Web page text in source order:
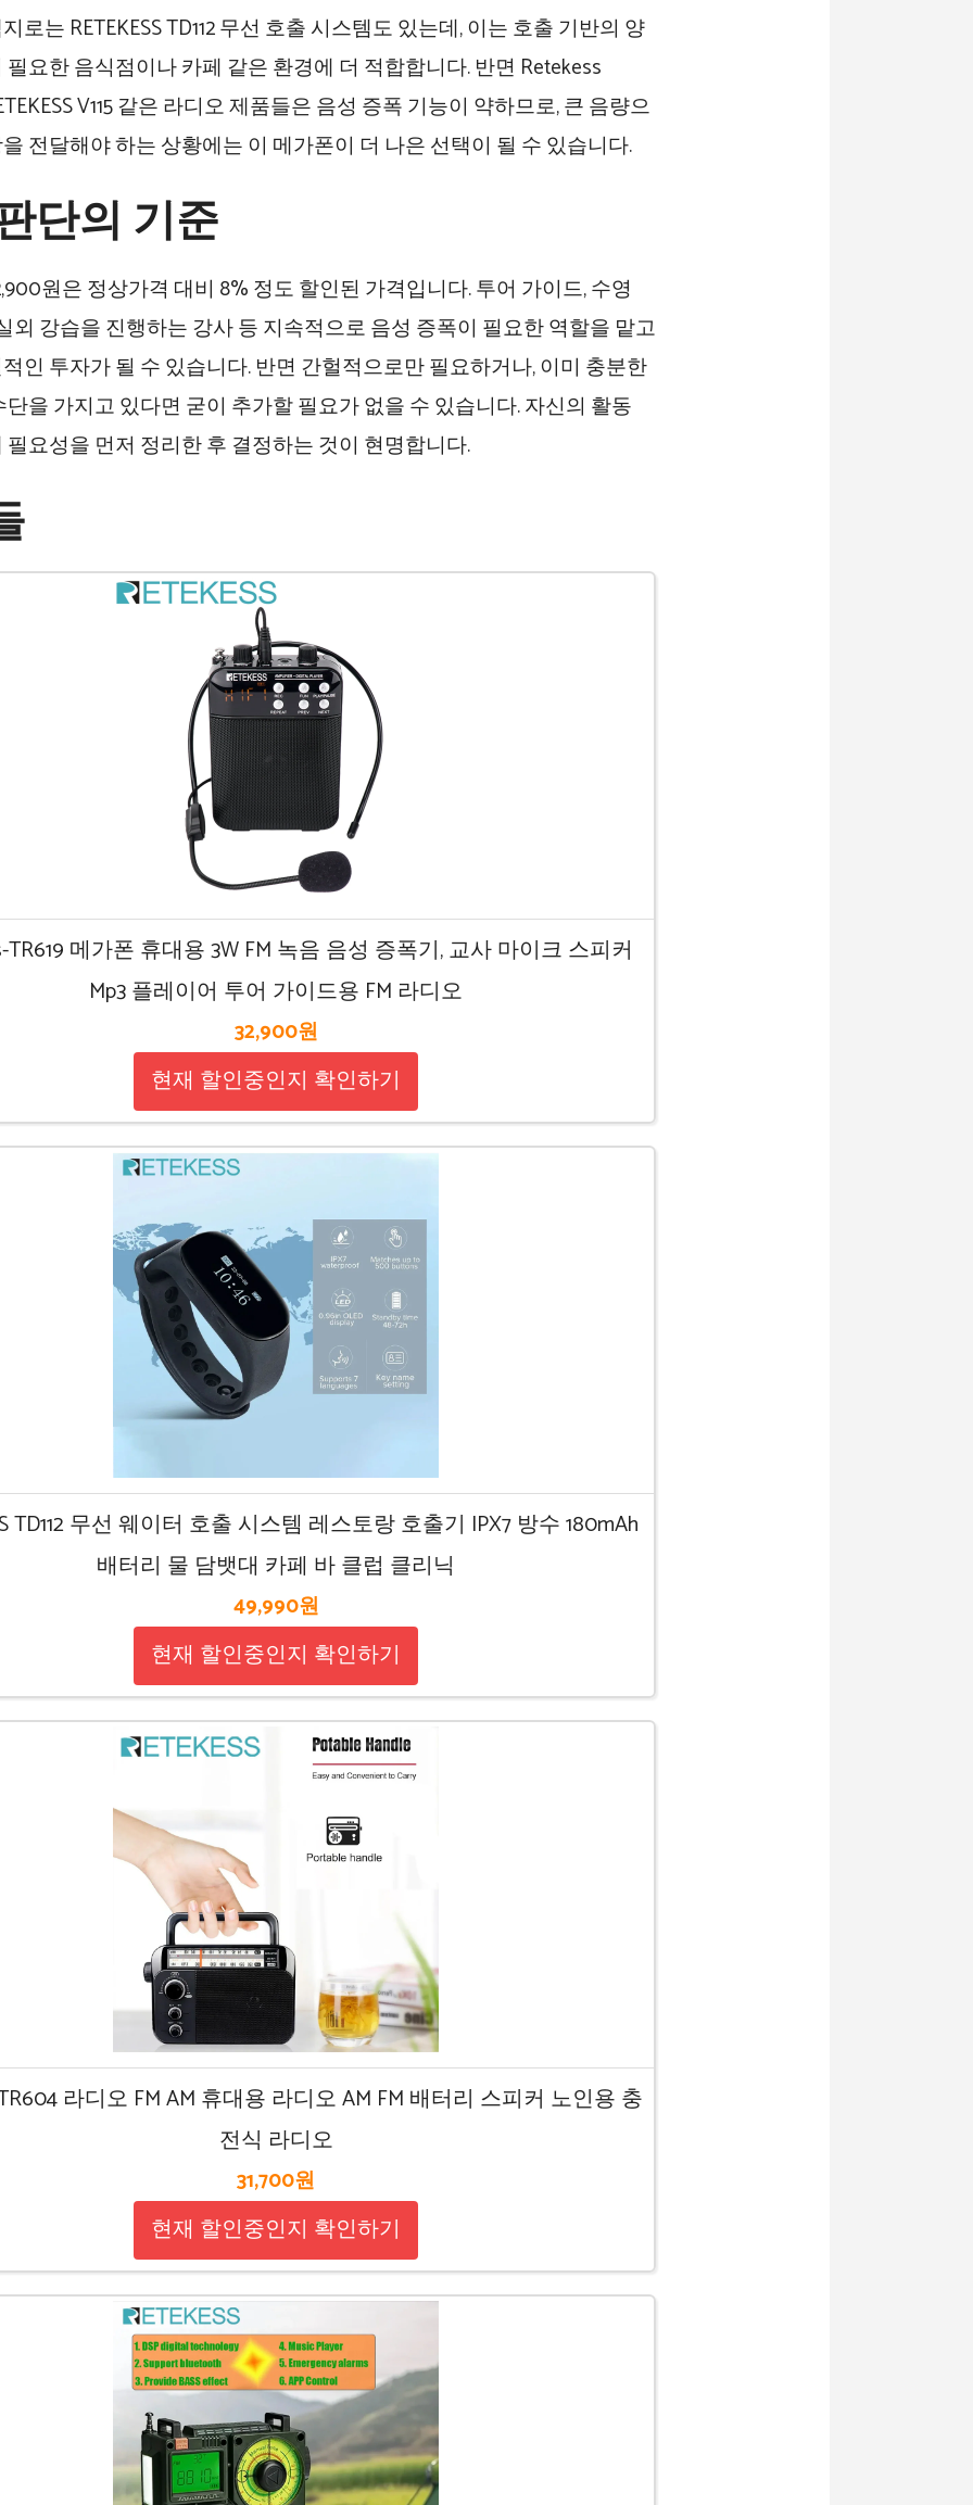
로는 RETEKESS TD112 무선 호출 시스템도 있는데, 이는 호출 기반의 양
필요한 음식점이나 카페 같은 환경에 더 적합합니다. 반면 Retekess
V115 같은 라디오 제품들은 음성 증폭 기능이 약하므로, 큰 음량으
전달해야 하는 상황에는 이 메가폰이 더 나은 선택이 될 수 있습니다.
단의 기준
원은 정상가격 대비 8% 정도 할인된 가격입니다. 투어 가이드, 수영
외 강습을 진행하는 강사 등 지속적으로 음성 증폭이 필요한 역할을 맡고
인 투자가 될 수 있습니다. 반면 간헐적으로만 필요하거나, 이미 충분한
을 가지고 있다면 굳이 추가할 필요가 없을 수 있습니다. 자신의 활동
요성을 먼저 정리한 후 결정하는 것이 현명합니다.
TR619 메가폰 휴대용 3W FM 녹음 음성 증폭기, 교사 마이크 스피커
Mp3 플레이어 투어 가이드용 FM 라디오
32,900원
현재 할인중인지 확인하기
TD112 무선 웨이터 호출 시스템 레스토랑 호출기 IPX7 방수 180mAh
배터리 물 담뱃대 카페 바 클럽 클리닉
49,990원
현재 할인중인지 확인하기
라디오 FM AM 휴대용 라디오 AM FM 배터리 스피커 노인용 충
전식 라디오
31,700원
현재 할인중인지 확인하기